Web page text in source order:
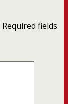
Required fields